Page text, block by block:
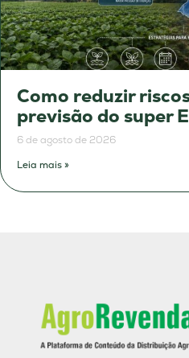
Como reduzir
previsão do super
6 de agosto de 2026
Leia mais »